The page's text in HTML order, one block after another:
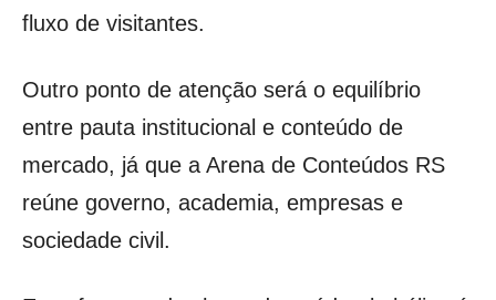
fluxo de visitantes.
Outro ponto de atenção será o equilíbrio
entre pauta institucional e conteúdo de
mercado, já que a Arena de Conteúdos RS
reúne governo, academia, empresas e
sociedade civil.